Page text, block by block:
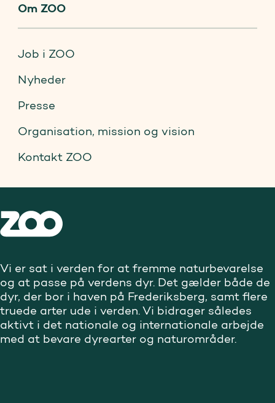
Om ZOO
Job i ZOO
Nyheder
Presse
Organisation, mission og vision
Kontakt ZOO
Vi er sat i verden for at fremme naturbevarelse
og at passe på verdens dyr. Det gælder både de
dyr, der bor i haven på Frederiksberg, samt flere
truede arter ude i verden. Vi bidrager således
aktivt i det nationale og internationale arbejde
med at bevare dyrearter og naturområder.